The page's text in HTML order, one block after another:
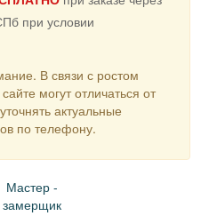
при условии
В связи с ростом
могут отличаться от
актуальные
по телефону.
Мастер -
замерщик